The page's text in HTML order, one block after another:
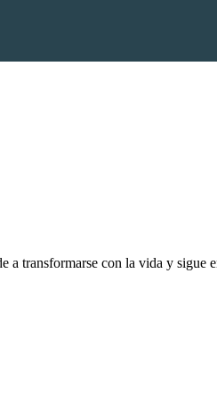
a transformarse con la vida y sigue